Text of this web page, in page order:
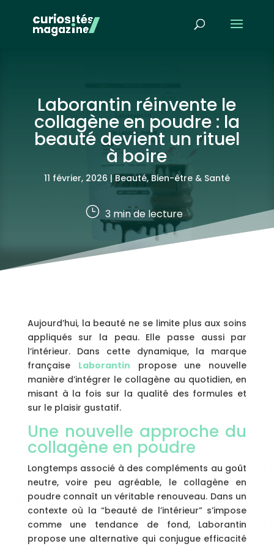
Laborantin réinvente le
collagène en poudre : la
beauté devient un rituel
à boire
11 février, 2026 |Beauté, Bien-être & Santé
} 3min de lecture
Aujourd’hui, la beauté ne se limite plus aux soins
appliqués sur la peau. Elle passe aussi par
l’intérieur. Dans cette dynamique, la marque
française Laborantin propose une nouvelle
manière d’intégrer le collagène au quotidien, en
misant à la fois sur la qualité des formules et
sur le plaisir gustatif.
Une nouvelle approche du
collagène en poudre
Longtemps associé à des compléments au goût
neutre, voire peu agréable, le collagène en
poudre connaît un véritable renouveau. Dans un
contexte où la “beauté de l’intérieur” s’impose
comme une tendance de fond, Laborantin
propose une alternative qui conjugue efficacité